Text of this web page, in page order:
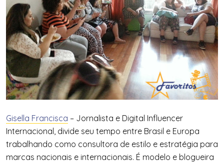
Gisella Francisca – Jornalista e Digital Influencer
Internacional, divide seu tempo entre Brasil e Europa
trabalhando como consultora de estilo e estratégia para
marcas nacionais e internacionais. É modelo e blogueira